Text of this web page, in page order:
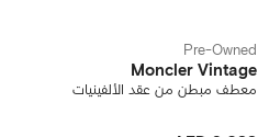
Pre-Owned
Moncler Vintage
معطف مبطن من عقد الألفينيات